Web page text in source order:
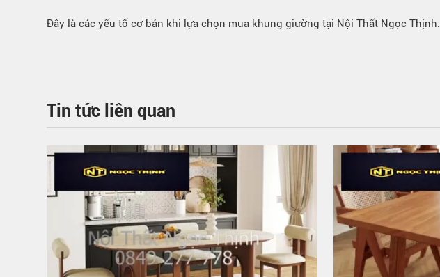
Đây là các yếu tố cơ bản khi lựa chọn mua khung giường tại Nội Thất Ngọc Thịnh.
Tin tức liên quan